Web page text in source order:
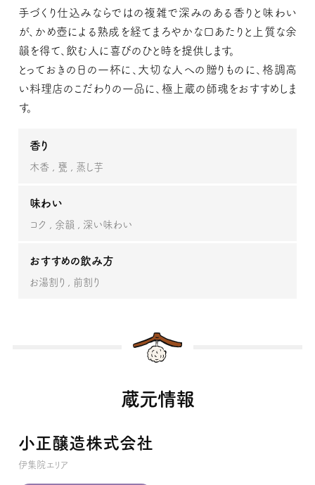
手づくり仕込みならではの複雑で深みのある香りと味わい
が、かめ壺による熟成を経てまろやかな口あたりと上質な余
韻を得て、飲む人に喜びのひと時を提供します。
とっておきの日の一杯に、大切な人への贈りものに、格調高
い料理店のこだわりの一品に、極上蔵の師魂をおすすめしま
す。
香り
木香 甕 蒸し芋
味わい
コク 余韻 深い味わい
おすすめの飲み方
お湯割り 前割り
蔵元情報
小正醸造株式会社
伊集院エリア